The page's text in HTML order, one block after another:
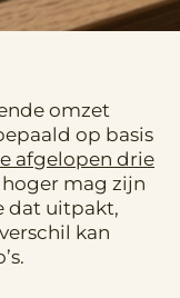
omzet
op basis
afgelopen drie
mag zijn
dat uitpakt,
kan